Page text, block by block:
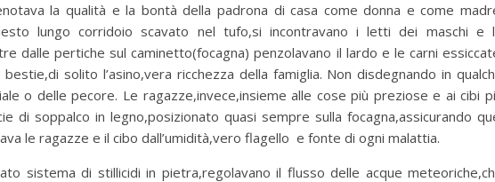
la qualità e la bontà della padrona di casa come donna e come
lungo corridoio scavato nel tufo,si incontravano i letti dei maschi e
dalle pertiche sul caminetto(focagna) penzolavano il lardo e le carni
solito l’asino,vera ricchezza della famiglia. Non disdegnando in
o delle pecore. Le ragazze,invece,insieme alle cose più preziose e ai cibi
di soppalco in legno,posizionato quasi sempre sulla focagna,assicurando
le ragazze e il cibo dall’umidità,vero flagello e fonte di ogni malattia.
sistema di stillicidi in pietra,regolavano il flusso delle acque